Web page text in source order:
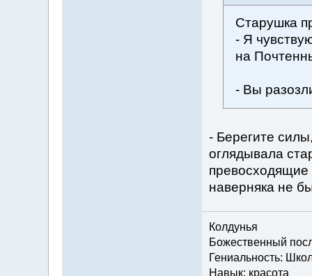
Старушка
- Я
на
- Вы
- Берегите
оглядывала
превосходящие
наверняка не
Колдунья
Божественный
Гениальность:
Навык: красота